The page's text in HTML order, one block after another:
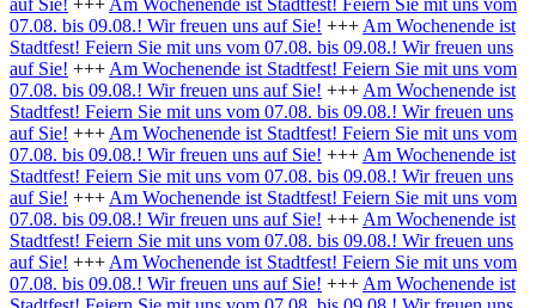
auf Sie! +++ Am Wochenende ist Stadtfest! Feiern Sie mit uns vom
07.08. bis 09.08.! Wir freuen uns auf Sie! +++ Am Wochenende ist
Stadtfest! Feiern Sie mit uns vom 07.08. bis 09.08.! Wir freuen uns
auf Sie! +++ Am Wochenende ist Stadtfest! Feiern Sie mit uns vom
07.08. bis 09.08.! Wir freuen uns auf Sie! +++ Am Wochenende ist
Stadtfest! Feiern Sie mit uns vom 07.08. bis 09.08.! Wir freuen uns
auf Sie! +++ Am Wochenende ist Stadtfest! Feiern Sie mit uns vom
07.08. bis 09.08.! Wir freuen uns auf Sie! +++ Am Wochenende ist
Stadtfest! Feiern Sie mit uns vom 07.08. bis 09.08.! Wir freuen uns
auf Sie! +++ Am Wochenende ist Stadtfest! Feiern Sie mit uns vom
07.08. bis 09.08.! Wir freuen uns auf Sie! +++ Am Wochenende ist
Stadtfest! Feiern Sie mit uns vom 07.08. bis 09.08.! Wir freuen uns
auf Sie! +++ Am Wochenende ist Stadtfest! Feiern Sie mit uns vom
07.08. bis 09.08.! Wir freuen uns auf Sie! +++ Am Wochenende ist